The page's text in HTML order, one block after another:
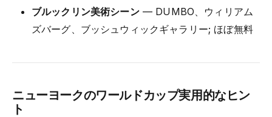
ブルックリン美術シーン— DUMBO、ウィリアム
ズバーグ、ブッシュウィックギャラリー; ほぼ無料
ニューヨークのワールドカップ実用的なヒン
ト